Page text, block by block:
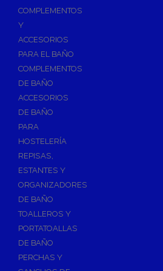
Válvulas para Calefacción
Válv. Mezcladora Termostática
Válvulas Motorizadas
Válvulas de Seguridad
Colectores de Calefacción
Bombas de Calor
Bombas de calor para ACS
Cocinas
Extractores de Cocina
Fregaderos
Grifería de Fregadero
Recambios de fregadero
Contra Incendios
COMPLEMENTOS
Y
ACCESORIOS
PARA EL BAÑO
COMPLEMENTOS
DE BAÑO
ACCESORIOS
DE BAÑO
PARA
HOSTELERÍA
REPISAS,
ESTANTES Y
ORGANIZADORES
DE BAÑO
TOALLEROS Y
PORTATOALLAS
DE BAÑO
PERCHAS Y